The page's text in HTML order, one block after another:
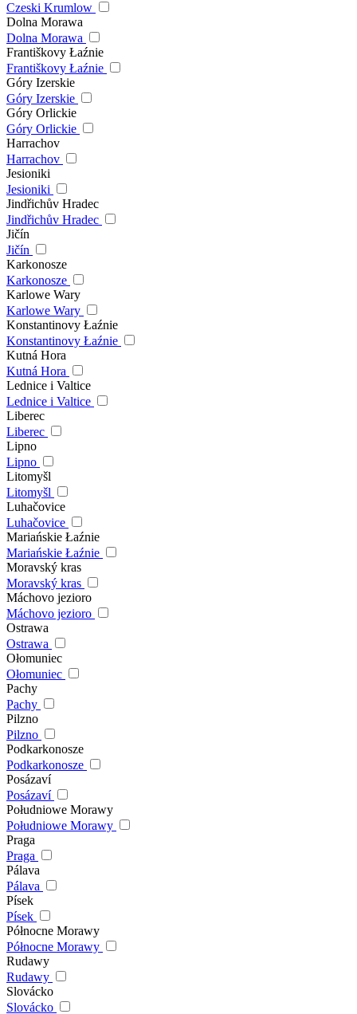
Czeski Krumlow
Dolna Morawa
Dolna Morawa
Františkovy Łaźnie
Františkovy Łaźnie
Góry Izerskie
Góry Izerskie
Góry Orlickie
Góry Orlickie
Harrachov
Harrachov
Jesioniki
Jesioniki
Jindřichův Hradec
Jindřichův Hradec
Jičín
Jičín
Karkonosze
Karkonosze
Karlowe Wary
Karlowe Wary
Konstantinovy Łaźnie
Konstantinovy Łaźnie
Kutná Hora
Kutná Hora
Lednice i Valtice
Lednice i Valtice
Liberec
Liberec
Lipno
Lipno
Litomyšl
Litomyšl
Luhačovice
Luhačovice
Mariańskie Łaźnie
Mariańskie Łaźnie
Moravský kras
Moravský kras
Máchovo jezioro
Máchovo jezioro
Ostrawa
Ostrawa
Ołomuniec
Ołomuniec
Pachy
Pachy
Pilzno
Pilzno
Podkarkonosze
Podkarkonosze
Posázaví
Posázaví
Południowe Morawy
Południowe Morawy
Praga
Praga
Pálava
Pálava
Písek
Písek
Północne Morawy
Północne Morawy
Rudawy
Rudawy
Slovácko
Slovácko